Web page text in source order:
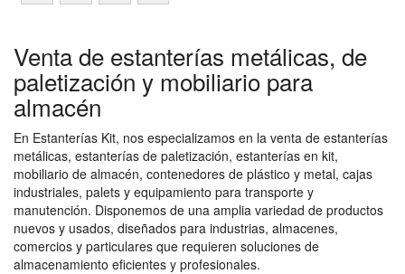
Venta de estanterías metálicas, de
paletización y mobiliario para
almacén
En Estanterías Kit, nos especializamos en la venta de estanterías
metálicas, estanterías de paletización, estanterías en kit,
mobiliario de almacén, contenedores de plástico y metal, cajas
industriales, palets y equipamiento para transporte y
manutención. Disponemos de una amplia variedad de productos
nuevos y usados, diseñados para industrias, almacenes,
comercios y particulares que requieren soluciones de
almacenamiento eficientes y profesionales.